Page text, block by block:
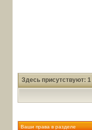
Здесь присутствуют: 1
Ваши права в разделе